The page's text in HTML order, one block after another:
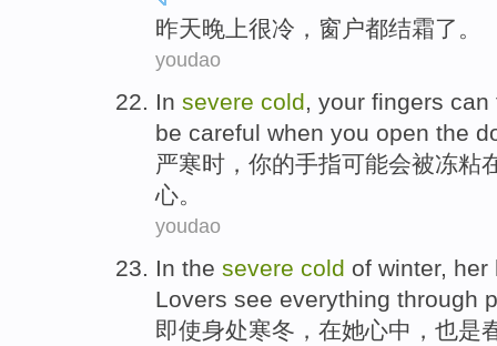
昨天晚上很冷 ， 窗户都结霜了。
youdao
In severe cold, your fingers can
be careful when you open the
严寒时 ， 你的手指可能会被冻粘
心。
youdao
In the severe cold of winter, her
Lovers see everything through
即使身处寒冬 ，在她心中 ， 也是